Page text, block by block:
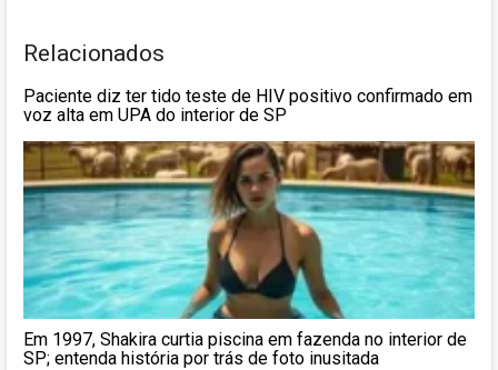
Relacionados
Paciente diz ter tido teste de HIV positivo confirmado em
voz alta em UPA do interior de SP
Em 1997, Shakira curtia piscina em fazenda no interior de
SP; entenda história por trás de foto inusitada